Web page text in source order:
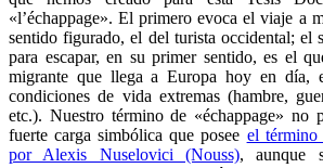
«l’échappage». El primero evoca el viaje a
sentido figurado, el del turista occidental; el
para escapar, en su primer sentido, es el
migrante que llega a Europa hoy en día,
condiciones de vida extremas (hambre,
etc.). Nuestro término de «échappage» no
fuerte carga simbólica que posee el término
por Alexis Nuselovici (Nouss), aunque